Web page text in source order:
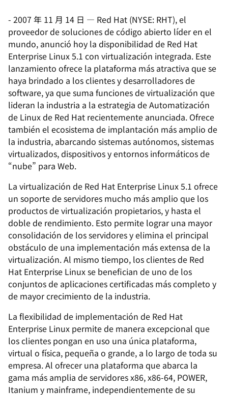
- 2007 年 11 月 14 日 — Red Hat (NYSE: RHT), el
proveedor de soluciones de código abierto líder en el
mundo, anunció hoy la disponibilidad de Red Hat
Enterprise Linux 5.1 con virtualización integrada. Este
lanzamiento ofrece la plataforma más atractiva que se
haya brindado a los clientes y desarrolladores de
software, ya que suma funciones de virtualización que
lideran la industria a la estrategia de Automatización
de Linux de Red Hat recientemente anunciada. Ofrece
también el ecosistema de implantación más amplio de
la industria, abarcando sistemas autónomos, sistemas
virtualizados, dispositivos y entornos informáticos de
“nube” para Web.
La virtualización de Red Hat Enterprise Linux 5.1 ofrece
un soporte de servidores mucho más amplio que los
productos de virtualización propietarios, y hasta el
doble de rendimiento. Esto permite lograr una mayor
consolidación de los servidores y elimina el principal
obstáculo de una implementación más extensa de la
virtualización. Al mismo tiempo, los clientes de Red
Hat Enterprise Linux se benefician de uno de los
conjuntos de aplicaciones certificadas más completo y
de mayor crecimiento de la industria.
La flexibilidad de implementación de Red Hat
Enterprise Linux permite de manera excepcional que
los clientes pongan en uso una única plataforma,
virtual o física, pequeña o grande, a lo largo de toda su
empresa. Al ofrecer una plataforma que abarca la
gama más amplia de servidores x86, x86-64, POWER,
Itanium y mainframe, independientemente de su